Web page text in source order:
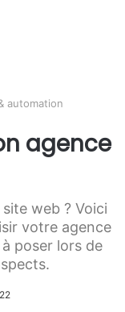
automation
agence
web ? Voici
votre agence
poser lors de